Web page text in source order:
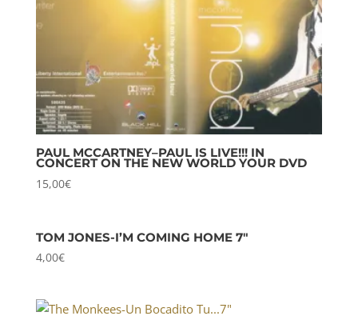
PAUL MCCARTNEY–PAUL IS LIVE!!! IN
CONCERT ON THE NEW WORLD YOUR DVD
15,00€
TOM JONES-I’M COMING HOME 7″
4,00€